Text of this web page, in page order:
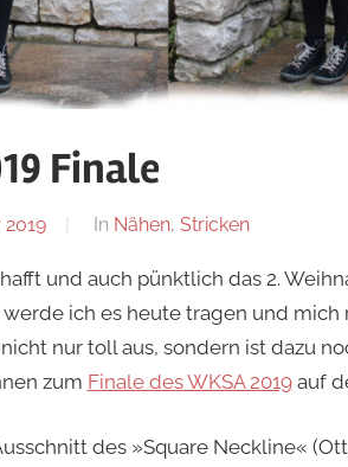
Finale
Von
In Nähen, Stricken
und auch pünktlich das 2.
ich es heute tragen und
nur toll aus, sondern ist dazu
zum Finale des WKSA 2019auf
des »Square Neckline«